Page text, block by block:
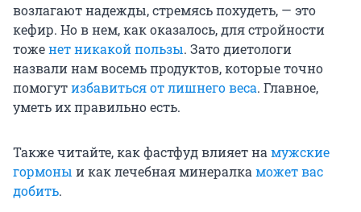
возлагают надежды, стремясь похудеть, — это
кефир. Но в нем, как оказалось, для стройности
тоженет никакой пользы. Зато диетологи
назвали нам восемь продуктов, которые точно
помогутизбавиться от лишнего веса. Главное,
уметь их правильно есть.
Также читайте, как фастфуд влияет на мужские
гормоны и как лечебная минералка может вас
добить.